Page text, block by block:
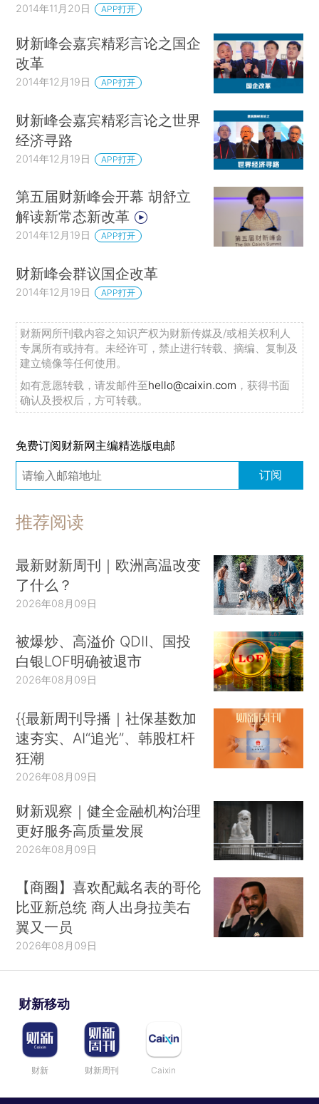
2014年11月20日 APP打开
财新峰会嘉宾精彩言论之国企
改革
2014年12月19日 APP打开
财新峰会嘉宾精彩言论之世界
经济寻路
2014年12月19日 APP打开
第五届财新峰会开幕 胡舒立
解读新常态新改革
2014年12月19日 APP打开
财新峰会群议国企改革
2014年12月19日 APP打开
财新网所刊载内容之知识产权为财新传媒及/或相关权利人
专属所有或持有。未经许可，禁止进行转载、摘编、复制及
建立镜像等任何使用。
如有意愿转载，请发邮件至hello@caixin.com ，获得书面
确认及授权后，方可转载。
免费订阅财新网主编精选版电邮
订阅
推荐阅读
最新财新周刊｜欧洲高温改变
了什么？
2026年08月09日
被爆炒、高溢价 QDII、国投
白银LOF明确被退市
2026年08月09日
{{最新周刊导播｜社保基数加
速夯实、AI“追光”、韩股杠杆
狂潮
2026年08月09日
财新观察｜健全金融机构治理
更好服务高质量发展
2026年08月09日
【商圈】喜欢配戴名表的哥伦
比亚新总统 商人出身拉美右
翼又一员
2026年08月09日
财新移动
财新 财新周刊 Caixin